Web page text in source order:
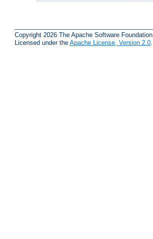
Copyright 2026 The Apache Software Foundation.
Licensed under the Apache License, Version 2.0